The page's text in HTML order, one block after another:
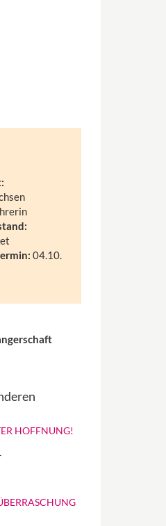
04.10.
HOFFNUNG!